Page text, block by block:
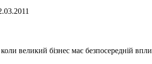
великий бізнес має безпосередній